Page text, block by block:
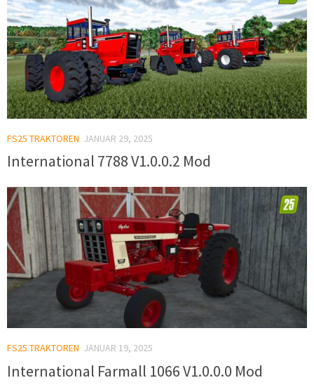
FS25 TRAKTOREN JANUAR 29, 2025
International 7788 V1.0.0.2 Mod
FS25 TRAKTOREN JANUAR 19, 2025
International Farmall 1066 V1.0.0.0 Mod